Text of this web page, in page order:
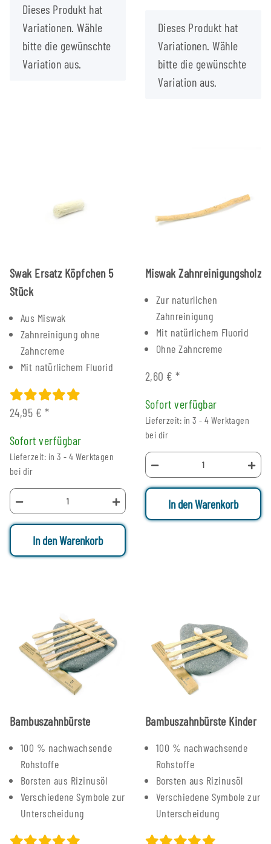
x
Dieses Produkt hat
Variationen. Wähle
bitte die gewünschte
Variation aus.
x
Dieses Produkt hat
Variationen. Wähle
bitte die gewünschte
Variation aus.
Swak Ersatz Köpfchen 5
Stück
Aus Miswak
Zahnreinigung ohne
Zahncreme
Mit natürlichem Fluorid
24,95 € *
Sofort verfügbar
Lieferzeit: in 3 - 4 Werktagen
bei dir
In den Warenkorb
Miswak Zahnreinigungsholz
Zur naturlichen
Zahnreinigung
Mit natürlichem Fluorid
Ohne Zahncreme
2,60 €*
Sofort verfügbar
Lieferzeit: in 3 - 4 Werktagen
bei dir
In den Warenkorb
Bambuszahnbürste
100 % nachwachsende
Rohstoffe
Borsten aus Rizinusöl
Verschiedene Symbole zur
Unterscheidung
Bambuszahnbürste Kinder
100 % nachwachsende
Rohstoffe
Borsten aus Rizinusöl
Verschiedene Symbole zur
Unterscheidung